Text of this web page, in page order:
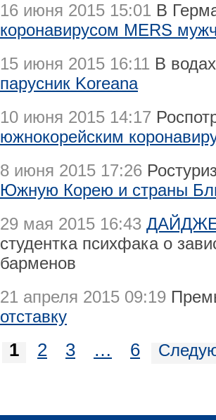
16 июня 2015 15:01 В
коронавирусом MERS
15 июня 2015 16:11 В
парусник Koreana
10 июня 2015 14:17
южнокорейским
8 июня 2015 17:26
Южную Корею и страны
29 мая 2015 16:43
студентка психфака о
барменов
21 апреля 2015 09:19
отставку
1 2 3 … 6